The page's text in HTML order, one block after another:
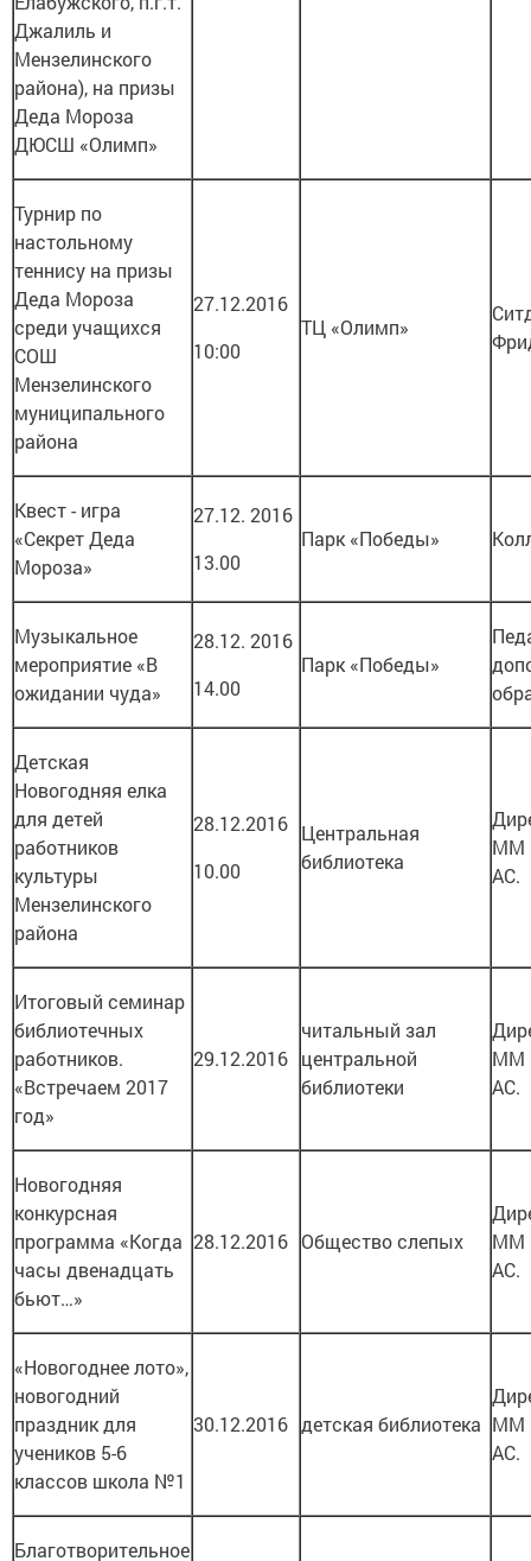
Джалиль и
Мензелинского
района), на призы
Деда Мороза
ДЮСШ «Олимп»
Турнир по
настольному
теннису на призы
Деда Мороза
среди учащихся
СОШ
Мензелинского
муниципального
района
27.12.2016
10:00
ТЦ «Олимп»
Квест - игра
«Секрет Деда
Мороза»
27.12. 2016
13.00
Парк «Победы»
Музыкальное
мероприятие «В
ожидании чуда»
28.12. 2016
14.00
Парк «Победы»
Детская
Новогодняя елка
для детей
работников
культуры
Мензелинского
района
28.12.2016
10.00
Центральная
библиотека
ММ
АС.
Итоговый семинар
библиотечных
работников.
«Встречаем 2017
год»
29.12.2016
читальный зал
центральной
библиотеки
ММ
АС.
Новогодняя
конкурсная
программа «Когда
часы двенадцать
бьют…»
28.12.2016 Общество слепых
ММ
АС.
«Новогоднее лото»,
новогодний
праздник для
учеников 5-6
классов школа №1
30.12.2016 детская библиотека ММ
АС.
Благотворительное